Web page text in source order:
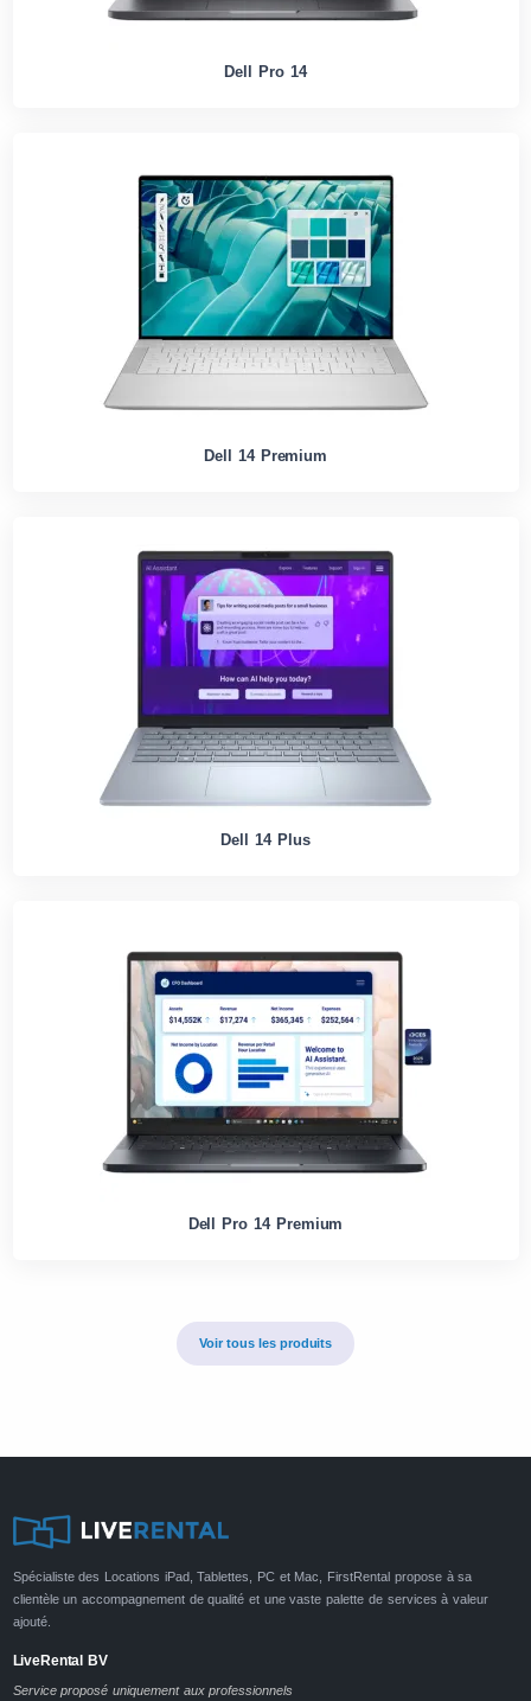
Dell Pro 14
Dell 14 Premium
Dell 14 Plus
Dell Pro 14 Premium
Voir tous les produits
Spécialiste des Locations iPad, Tablettes, PC et Mac, FirstRental propose à sa
clientèle un accompagnement de qualité et une vaste palette de services à valeur
ajouté.
LiveRental BV
Service proposé uniquement aux professionnels